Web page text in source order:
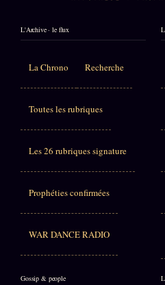
L'Archive · le flux
La Chrono Recherche
Toutes les rubriques
Les 26 rubriques signature
Prophéties confirmées
WAR DANCE RADIO
Gossip & people